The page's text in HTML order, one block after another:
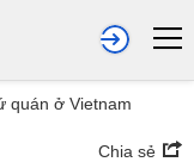
quán ở Vietnam
Chia sẻ